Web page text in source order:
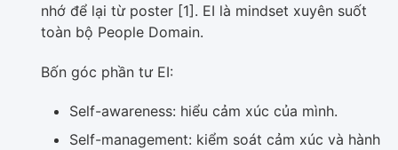
nhớ để lại từ poster [1]. EI là mindset xuyên suốt
toàn bộ People Domain.
Bốn góc phần tư EI:
Self-awareness: hiểu cảm xúc của mình.
Self-management: kiểm soát cảm xúc và hành